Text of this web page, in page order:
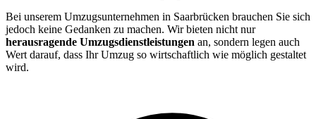
Bei unserem Umzugsunternehmen in Saarbrücken brauchen Sie sich
jedoch keine Gedanken zu machen. Wir bieten nicht nur
herausragende Umzugsdienstleistungen an, sondern legen auch
Wert darauf, dass Ihr Umzug so wirtschaftlich wie möglich gestaltet
wird.